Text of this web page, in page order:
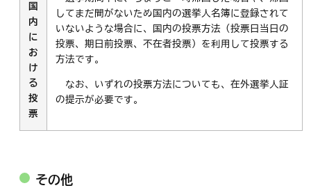
国
内
に
お
け
る
投
票
してまだ間がないため国内の選挙人名簿に登録されて
いないような場合に、国内の投票方法（投票日当日の
投票、期日前投票、不在者投票）を利用して投票する
方法です。
なお、いずれの投票方法についても、在外選挙人証
の提示が必要です。
その他